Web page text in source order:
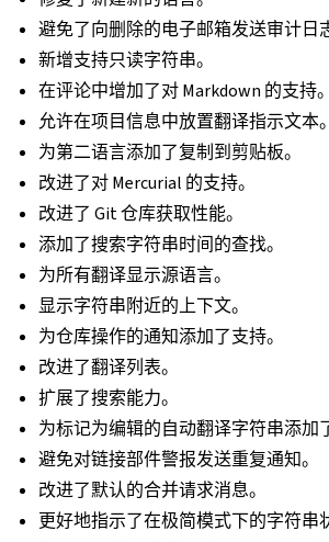
避免了向删除的电子邮箱发送审计日
新增支持只读字符串。
在评论中增加了对 Markdown 的支持。
允许在项目信息中放置翻译指示文本。
为第二语言添加了复制到剪贴板。
改进了对 Mercurial 的支持。
改进了 Git 仓库获取性能。
添加了搜索字符串时间的查找。
为所有翻译显示源语言。
显示字符串附近的上下文。
为仓库操作的通知添加了支持。
改进了翻译列表。
扩展了搜索能力。
为标记为编辑的自动翻译字符串添加
避免对链接部件警报发送重复通知。
改进了默认的合并请求消息。
更好地指示了在极简模式下的字符串